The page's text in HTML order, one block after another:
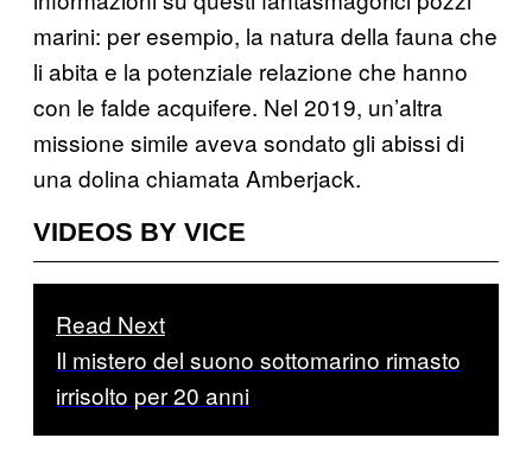
marini: per esempio, la natura della fauna che
li abita e la potenziale relazione che hanno
con le falde acquifere. Nel 2019, un’altra
missione simile aveva sondato gli abissi di
una dolina chiamata Amberjack.
VIDEOS BY VICE
Read Next
Il mistero del suono sottomarino rimasto
irrisolto per 20 anni